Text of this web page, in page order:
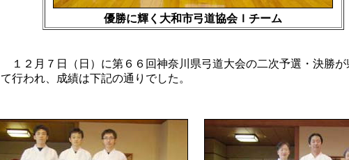
優勝に輝く大和市弓道協会Ｉチーム
１２月７日（日）に第６６回神奈川県弓道大会の二次予選・決勝が
て行われ、成績は下記の通りでした。